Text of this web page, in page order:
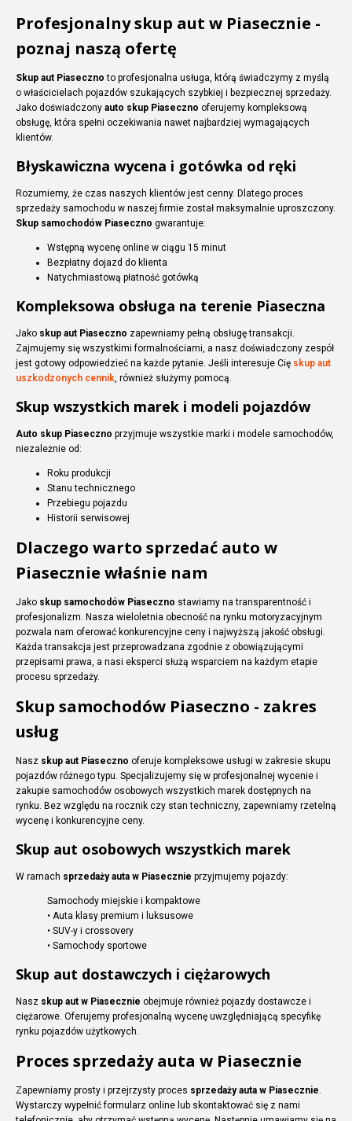
Profesjonalny skup aut w Piasecznie -
poznaj naszą ofertę
Skup aut Piaseczno to profesjonalna usługa, którą świadczymy z myślą
o właścicielach pojazdów szukających szybkiej i bezpiecznej sprzedaży.
Jako doświadczony auto skup Piaseczno oferujemy kompleksową
obsługę, która spełni oczekiwania nawet najbardziej wymagających
klientów.
Błyskawiczna wycena i gotówka od ręki
Rozumiemy, że czas naszych klientów jest cenny. Dlatego proces
sprzedaży samochodu w naszej firmie został maksymalnie uproszczony.
Skup samochodów Piaseczno gwarantuje:
Wstępną wycenę online w ciągu 15 minut
Bezpłatny dojazd do klienta
Natychmiastową płatność gotówką
Kompleksowa obsługa na terenie Piaseczna
Jako skup aut Piaseczno zapewniamy pełną obsługę transakcji.
Zajmujemy się wszystkimi formalnościami, a nasz doświadczony zespół
jest gotowy odpowiedzieć na każde pytanie. Jeśli interesuje Cię skup aut
uszkodzonych cennik, również służymy pomocą.
Skup wszystkich marek i modeli pojazdów
Auto skup Piaseczno przyjmuje wszystkie marki i modele samochodów,
niezależnie od:
Roku produkcji
Stanu technicznego
Przebiegu pojazdu
Historii serwisowej
Dlaczego warto sprzedać auto w
Piasecznie właśnie nam
Jako skup samochodów Piaseczno stawiamy na transparentność i
profesjonalizm. Nasza wieloletnia obecność na rynku motoryzacyjnym
pozwala nam oferować konkurencyjne ceny i najwyższą jakość obsługi.
Każda transakcja jest przeprowadzana zgodnie z obowiązującymi
przepisami prawa, a nasi eksperci służą wsparciem na każdym etapie
procesu sprzedaży.
Skup samochodów Piaseczno - zakres
usług
Nasz skup aut Piaseczno oferuje kompleksowe usługi w zakresie skupu
pojazdów różnego typu. Specjalizujemy się w profesjonalnej wycenie i
zakupie samochodów osobowych wszystkich marek dostępnych na
rynku. Bez względu na rocznik czy stan techniczny, zapewniamy rzetelną
wycenę i konkurencyjne ceny.
Skup aut osobowych wszystkich marek
W ramach sprzedaży auta w Piasecznie przyjmujemy pojazdy:
Samochody miejskie i kompaktowe
• Auta klasy premium i luksusowe
• SUV-y i crossovery
• Samochody sportowe
Skup aut dostawczych i ciężarowych
Nasz skup aut w Piasecznie obejmuje również pojazdy dostawcze i
ciężarowe. Oferujemy profesjonalną wycenę uwzględniającą specyfikę
rynku pojazdów użytkowych.
Proces sprzedaży auta w Piasecznie
Zapewniamy prosty i przejrzysty proces sprzedaży auta w Piasecznie.
Wystarczy wypełnić formularz online lub skontaktować się z nami